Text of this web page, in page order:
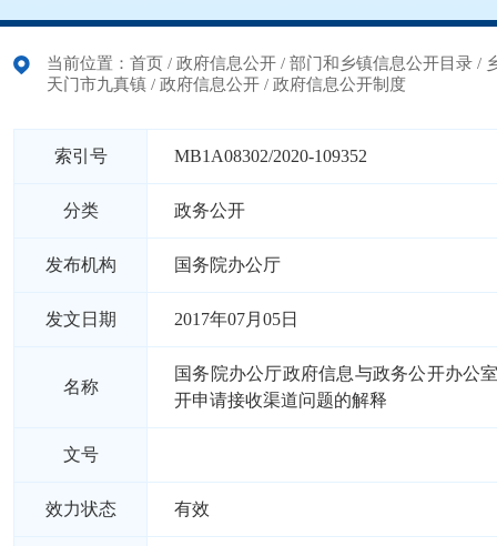
当前位置： 首页 / 政府信息公开 / 部门和乡镇信息公开目录 /
天门市九真镇 / 政府信息公开 / 政府信息公开制度
索引号 MB1A08302/2020-109352
分类 政务公开
发布机构 国务院办公厅
发文日期 2017年07月05日
名称
国务院办公厅政府信息与政务公开办公
开申请接收渠道问题的解释
文号
效力状态 有效